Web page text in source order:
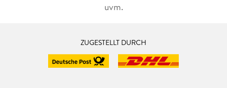
uvm.
ZUGESTELLT DURCH